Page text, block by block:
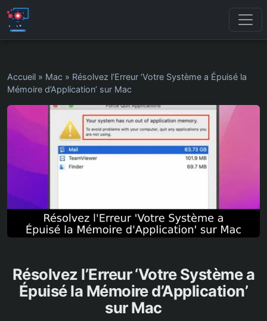
Accueil » Mac » Résolvez l’Erreur ‘Votre Système a Épuisé la
Mémoire d’Application’ sur Mac
Résolvez l’Erreur ‘Votre Système a
Épuisé la Mémoire d’Application’
sur Mac